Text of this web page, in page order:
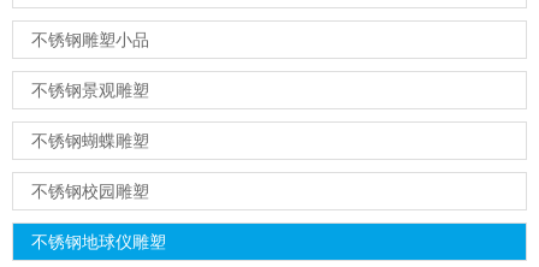
不锈钢雕塑小品
不锈钢景观雕塑
不锈钢蝴蝶雕塑
不锈钢校园雕塑
不锈钢地球仪雕塑